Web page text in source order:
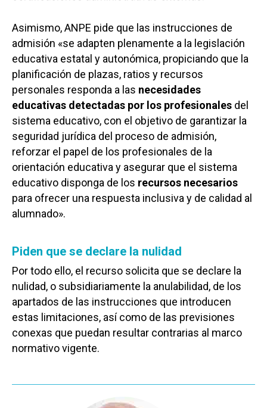
Asimismo, ANPE pide que las instrucciones de
admisión «se adapten plenamente a la legislación
educativa estatal y autonómica, propiciando que la
planificación de plazas, ratios y recursos
personales responda a las necesidades
educativas detectadas por los profesionales del
sistema educativo, con el objetivo de garantizar la
seguridad jurídica del proceso de admisión,
reforzar el papel de los profesionales de la
orientación educativa y asegurar que el sistema
educativo disponga de los recursos necesarios
para ofrecer una respuesta inclusiva y de calidad al
alumnado».
Piden que se declare la nulidad
Por todo ello, el recurso solicita que se declare la
nulidad, o subsidiariamente la anulabilidad, de los
apartados de las instrucciones que introducen
estas limitaciones, así como de las previsiones
conexas que puedan resultar contrarias al marco
normativo vigente.